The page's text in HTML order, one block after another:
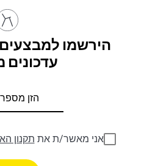
הירשמו למבצעים
עדכונים
אני מאשר/ת את תקנון